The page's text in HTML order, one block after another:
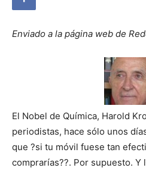
Enviado a la página web de
El Nobel de Química, Harold
periodistas, hace sólo unos
que ?si tu móvil fuese tan
comprarías??. Por supuesto. Y